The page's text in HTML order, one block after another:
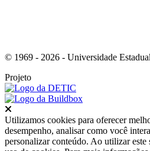
© 1969 - 2026 - Universidade
Projeto
Utilizamos cookies para oferecer
desempenho, analisar como você
personalizar conteúdo. Ao utilizar